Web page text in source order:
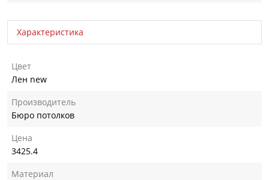
Характеристика
Цвет
Лен new
Производитель
Бюро потолков
Цена
3425.4
Материал